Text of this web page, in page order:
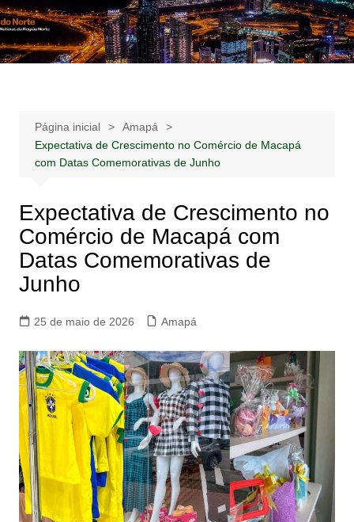
Ir
para
o
Notícias –
Publicidades –
Notícias – Publicidades – Anúncios
Página inicial
Amapá
Expectativa de Crescimento no Comércio de Macapá
com Datas Comemorativas de Junho
Expectativa de Crescimento no
Comércio de Macapá com
Datas Comemorativas de
Junho
25 de maio de 2026 Amapá